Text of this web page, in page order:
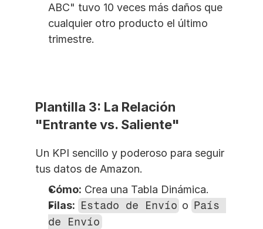
ABC" tuvo 10 veces más daños que
cualquier otro producto el último
trimestre.
Plantilla 3: La Relación
"Entrante vs. Saliente"
Un KPI sencillo y poderoso para seguir
tus datos de Amazon.
Cómo: Crea una Tabla Dinámica.
Filas: Estado de Envío o País
de Envío